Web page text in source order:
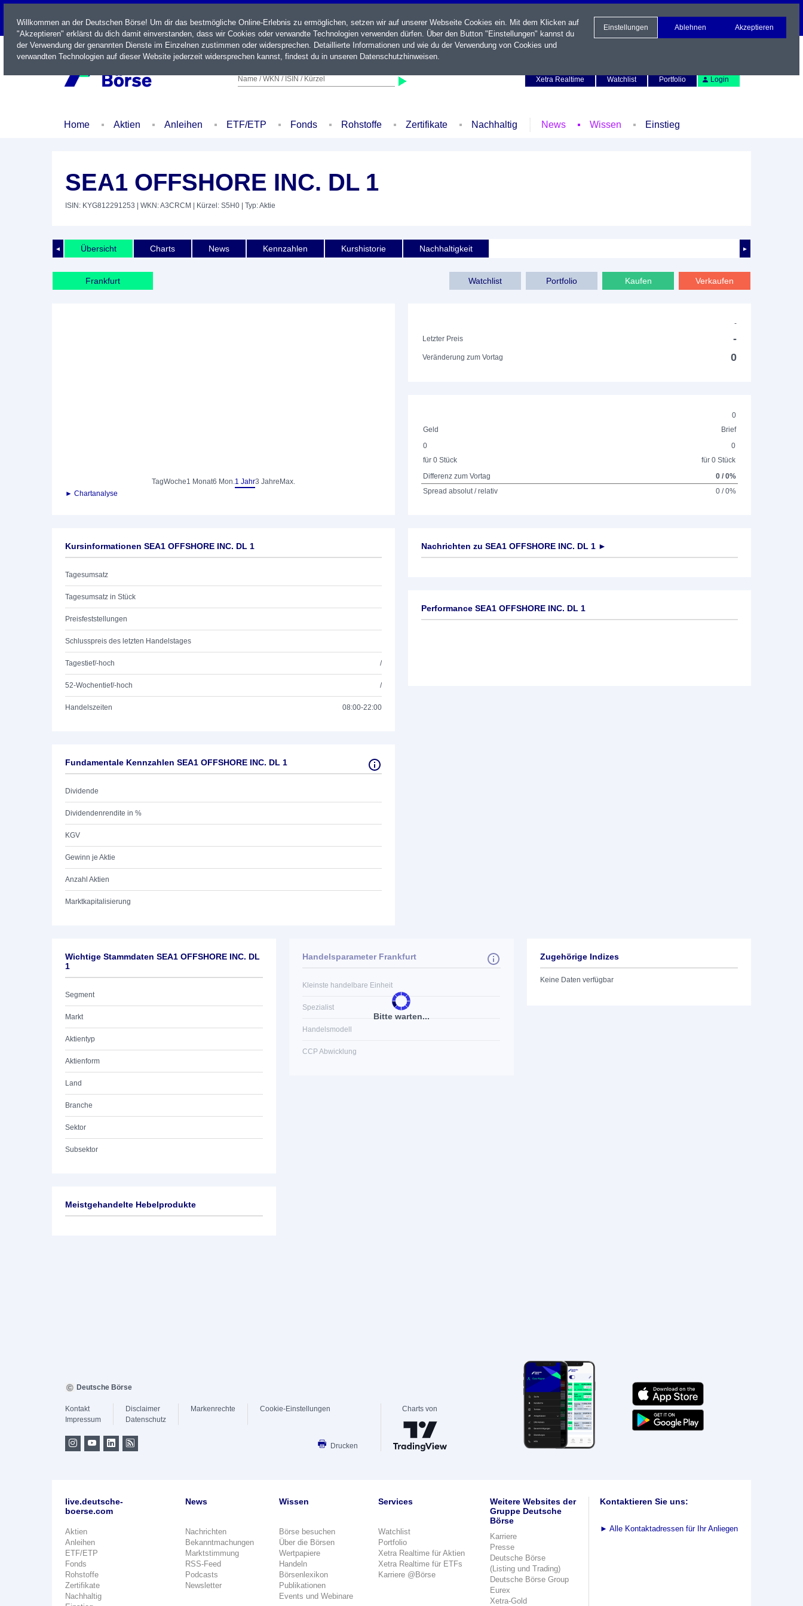
LIVE
Name / WKN / ISIN / Kürzel
Xetra Realtime
Watchlist Portfolio Login
Home Aktien Anleihen ETF/ETP Fonds Rohstoffe Zertifikate Nachhaltig News Wissen Einstieg
SEA1 OFFSHORE INC. DL 1
ISIN: KYG812291253 | WKN: A3CRCM | Kürzel: S5H0 | Typ: Aktie
◄ ►
Übersicht Charts News Kennzahlen Kurshistorie Nachhaltigkeit
Frankfurt Watchlist Portfolio Kaufen Verkaufen
TagWoche1 Monat6 Mon.1 Jahr3 Jahre Max.
► Chartanalyse
-
Letzter Preis
-
Veränderung zum Vortag 0
0
Geld
Brief
0
für 0 Stück
0
für 0 Stück
Differenz zum Vortag
0 / 0%
Spread absolut / relativ
0 / 0%
Kursinformationen SEA1 OFFSHORE INC. DL 1
Tagesumsatz
Tagesumsatz in Stück
Preisfeststellungen
Schlusspreis des letzten Handelstages
Tagestief/-hoch /
52-Wochentief/-hoch /
Handelszeiten 08:00-22:00
Fundamentale Kennzahlen SEA1 OFFSHORE INC. DL 1
Dividende
Dividendenrendite in %
KGV
Gewinn je Aktie
Anzahl Aktien
Marktkapitalisierung
Nachrichten zu SEA1 OFFSHORE INC. DL 1 ►
Performance SEA1 OFFSHORE INC. DL 1
Wichtige Stammdaten SEA1 OFFSHORE INC. DL
1
Segment
Markt
Aktientyp
Aktienform
Land
Branche
Sektor
Subsektor
Bitte warten...
Handelsparameter Frankfurt
Kleinste handelbare Einheit
Spezialist
Handelsmodell
CCP Abwicklung
Zugehörige Indizes
Keine Daten verfügbar
Meistgehandelte Hebelprodukte
Willkommen an der Deutschen Börse! Um dir das bestmögliche Online-Erlebnis zu ermöglichen, setzen wir auf unserer Webseite Cookies ein. Mit dem Klicken auf
"Akzeptieren" erklärst du dich damit einverstanden, dass wir Cookies oder verwandte Technologien verwenden dürfen. Über den Button "Einstellungen" kannst du
der Verwendung der genannten Dienste im Einzelnen zustimmen oder widersprechen. Detaillierte Informationen und wie du der Verwendung von Cookies und
verwandten Technologien auf dieser Website jederzeit widersprechen kannst, findest du in unseren Datenschutzhinweisen.
Einstellungen Ablehnen Akzeptieren
Deutsche Börse
Kontakt
Impressum
Disclaimer
Datenschutz
Markenrechte Cookie-Einstellungen
Drucken
Charts von
live.deutsche-
boerse.com
Aktien
Anleihen
ETF/ETP
Fonds
Rohstoffe
Zertifikate
Nachhaltig
News
Nachrichten
Bekanntmachungen
Marktstimmung
RSS-Feed
Podcasts
Newsletter
Wissen
Börse besuchen
Über die Börsen
Wertpapiere
Handeln
Börsenlexikon
Publikationen
Events und Webinare
Services
Watchlist
Portfolio
Xetra Realtime für Aktien
Xetra Realtime für ETFs
Karriere @Börse
Weitere Websites der
Gruppe Deutsche
Börse
Karriere
Presse
Deutsche Börse
(Listing und Trading)
Deutsche Börse Group
Eurex
Xetra-Gold
Kontaktieren Sie uns:
► Alle Kontaktadressen für Ihr Anliegen